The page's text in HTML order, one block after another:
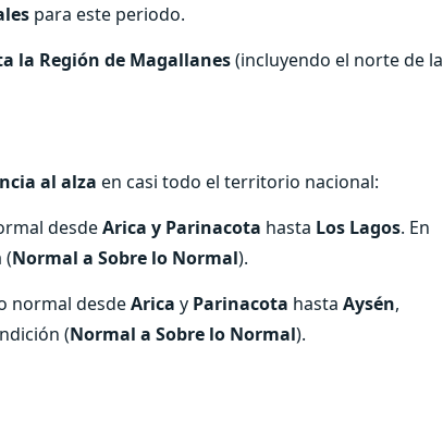
para este periodo.
la Región de Magallanes(incluyendo el norte de la
al alza en casi todo el territorio nacional:
desdeArica y Parinacota hasta Los Lagos. En
(Normal a Sobre lo Normal).
normal desdeArica y Parinacota hasta Aysén,
(Normal a Sobre lo Normal).